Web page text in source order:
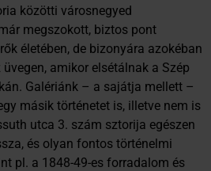
közötti városnegyed
megszokott, biztos pont
életében, de bizonyára azokéban
amikor elsétálnak a Szép
Galériánk – a sajátja mellett –
másik történetet is, illetve nem is
utca 3. szám sztorija egészen
és olyan fontos történelmi
pl. a 1848-49-es forradalom és